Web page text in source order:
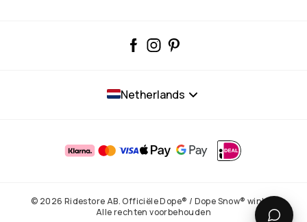
Netherlands
© 2026 Ridestore AB. Officiële Dope® / Dope Snow® winkel.
Alle rechten voorbehouden